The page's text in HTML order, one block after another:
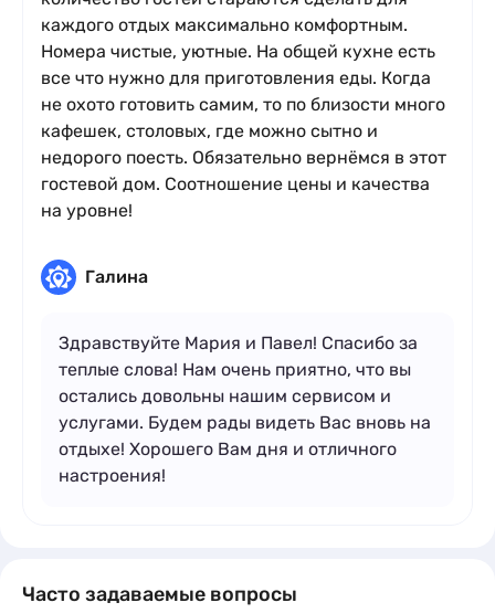
каждого отдых максимально комфортным.
Номера чистые, уютные. На общей кухне есть
все что нужно для приготовления еды. Когда
не охото готовить самим, то по близости много
кафешек, столовых, где можно сытно и
недорого поесть. Обязательно вернёмся в этот
гостевой дом. Соотношение цены и качества
на уровне!
Галина
Здравствуйте Мария и Павел! Спасибо за
теплые слова! Нам очень приятно, что вы
остались довольны нашим сервисом и
услугами. Будем рады видеть Вас вновь на
отдыхе! Хорошего Вам дня и отличного
настроения!
Часто задаваемые вопросы